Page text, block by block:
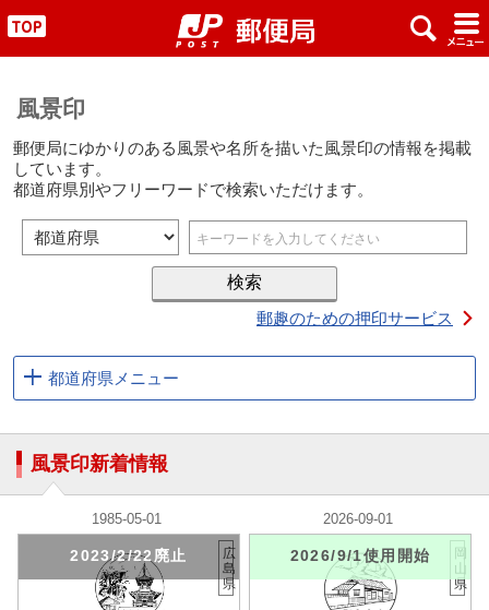
" x #
風景印
郵便局にゆかりのある風景や名所を描いた風景印の情報を掲載
しています。
都道府県別やフリーワードで検索いただけます。
郵趣のための押印サービス
都道府県メニュー
風景印新着情報
1985-05-01
2023/2/22廃止
広
島
県
2026-09-01
2026/9/1使用開始
岡
山
県